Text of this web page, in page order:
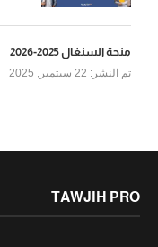
منحة السنغال 2025-2026
تم النشر:
TAWJIH PRO